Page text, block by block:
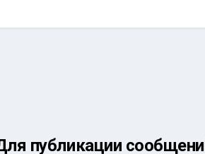
публикации